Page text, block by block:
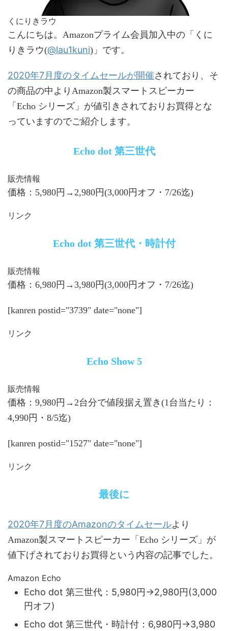
くにりきラウ
こんにちは。Amazonプライム会員加入中の「くに
りきラウ(@lau1kuni)」です。
2020年7月度のタイムセールが開催されており、そ
の商品の中よりAmazon製スマートスピーカー
「Echo シリーズ」が値引きされておりお買得とな
っていますのでご紹介します。
Echo dot 第三世代
販売情報
価格：5,980円→2,980円(3,000円オフ・7/26迄)
リンク
Echo dot 第三世代・時計付
販売情報
価格：6,980円→3,980円(3,000円オフ・7/26迄)
[kanren postid="3739" date="none"]
リンク
Echo Show 5
販売情報
価格：9,980円→2台分で値段据え置き(1台当たり：
4,990円・8/5迄)
[kanren postid="1527" date="none"]
リンク
最後に
2020年7月度のAmazonのタイムセールより
Amazon製スマートスピーカー「Echo シリーズ」が
値下げされておりお買得という内容の記事でした。
Amazon Echo
Echo dot 第三世代：5,980円→2,980円(3,000
円オフ)
Echo dot 第三世代・時計付：6,980円→3,980